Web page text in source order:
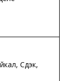
Сдэк,